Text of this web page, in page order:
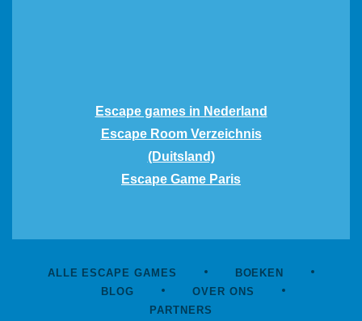
Escape games in Nederland
Escape Room Verzeichnis
(Duitsland)
Escape Game Paris
ALLE ESCAPE GAMES
BOEKEN
BLOG
OVER ONS
PARTNERS